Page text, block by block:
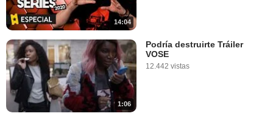
14:04
1:06
Podría destruirte Tráiler
VOSE
12.442 vistas